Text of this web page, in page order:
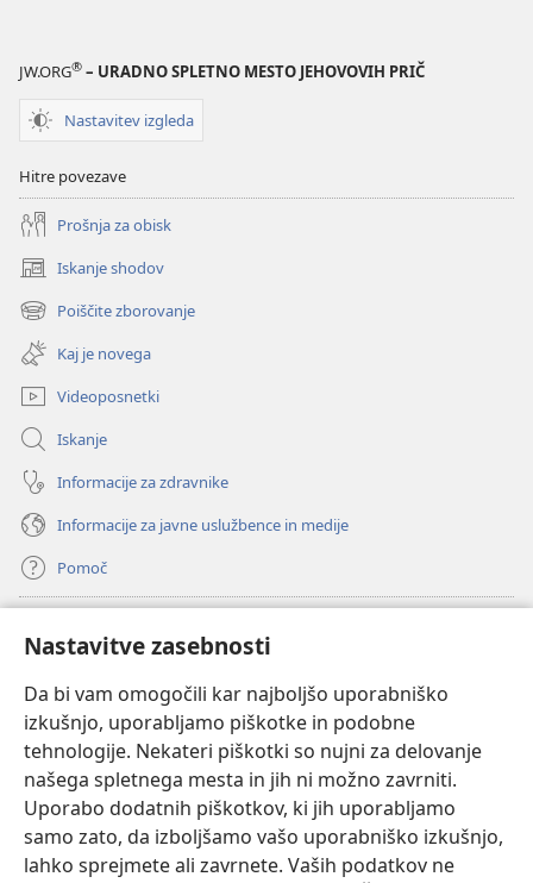
Nastavitve zasebnosti
Da bi vam omogočili kar najboljšo uporabniško
izkušnjo, uporabljamo piškotke in podobne
tehnologije. Nekateri piškotki so nujni za delovanje
našega spletnega mesta in jih ni možno zavrniti.
Uporabo dodatnih piškotkov, ki jih uporabljamo
samo zato, da izboljšamo vašo uporabniško izkušnjo,
lahko sprejmete ali zavrnete. Vaših podatkov ne
JW.ORG® – URADNO SPLETNO MESTO JEHOVOVIH PRIČ
Nastavitev izgleda
Hitre povezave
Prošnja za obisk
Iskanje shodov
(odpre
novo
okno)
Poiščite zborovanje
(odpre
novo
okno)
Kaj je novega
Videoposnetki
Iskanje
Informacije za zdravnike
Informacije za javne uslužbence in medije
Pomoč
(odpre
novo
okno) Watchtowerjeva SPLETNA KNJIŽNICA™
(odpre
novo
okno) JW Hub
(odpre
novo
okno)JW Library
Watchtower Library